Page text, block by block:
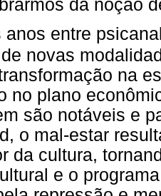
da noção
anos entre
de novas
na
no plano
são notáveis e
o mal-estar
da cultura,
e o